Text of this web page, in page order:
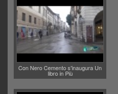
Con Nero Cemento s'inaugura Un
libro in Più